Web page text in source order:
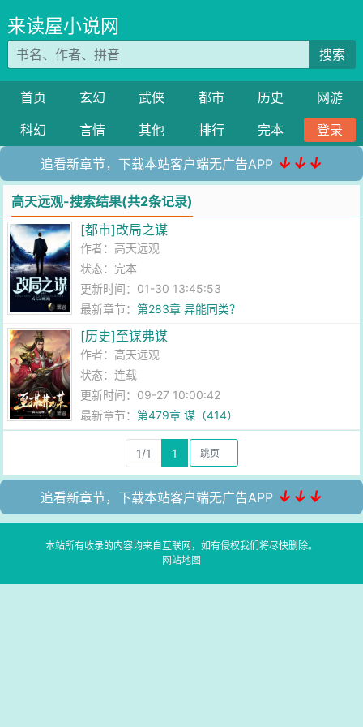
来读屋小说网
搜索
首页 玄幻 武侠 都市 历史
网游
科幻
言情 其他 排行 完本 登录
追看新章节，下载本站客户端无广告APP ↓↓↓
高天远观-搜索结果(共2条记录)
[都市]改局之谋
作者： 高天远观
状态：完本
更新时间：01-30 13:45:53
最新章节：第283章 异能同类？
[历史]至谋弗谋
作者： 高天远观
状态：连载
更新时间：09-27 10:00:42
最新章节：第479章 谋（414）
1/1 1
追看新章节，下载本站客户端无广告APP ↓↓↓
本站所有收录的内容均来自互联网，如有侵权我们将尽快删除。
网站地图